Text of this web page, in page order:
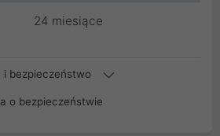
24 miesiące
i bezpieczeństwo
o bezpieczeństwie